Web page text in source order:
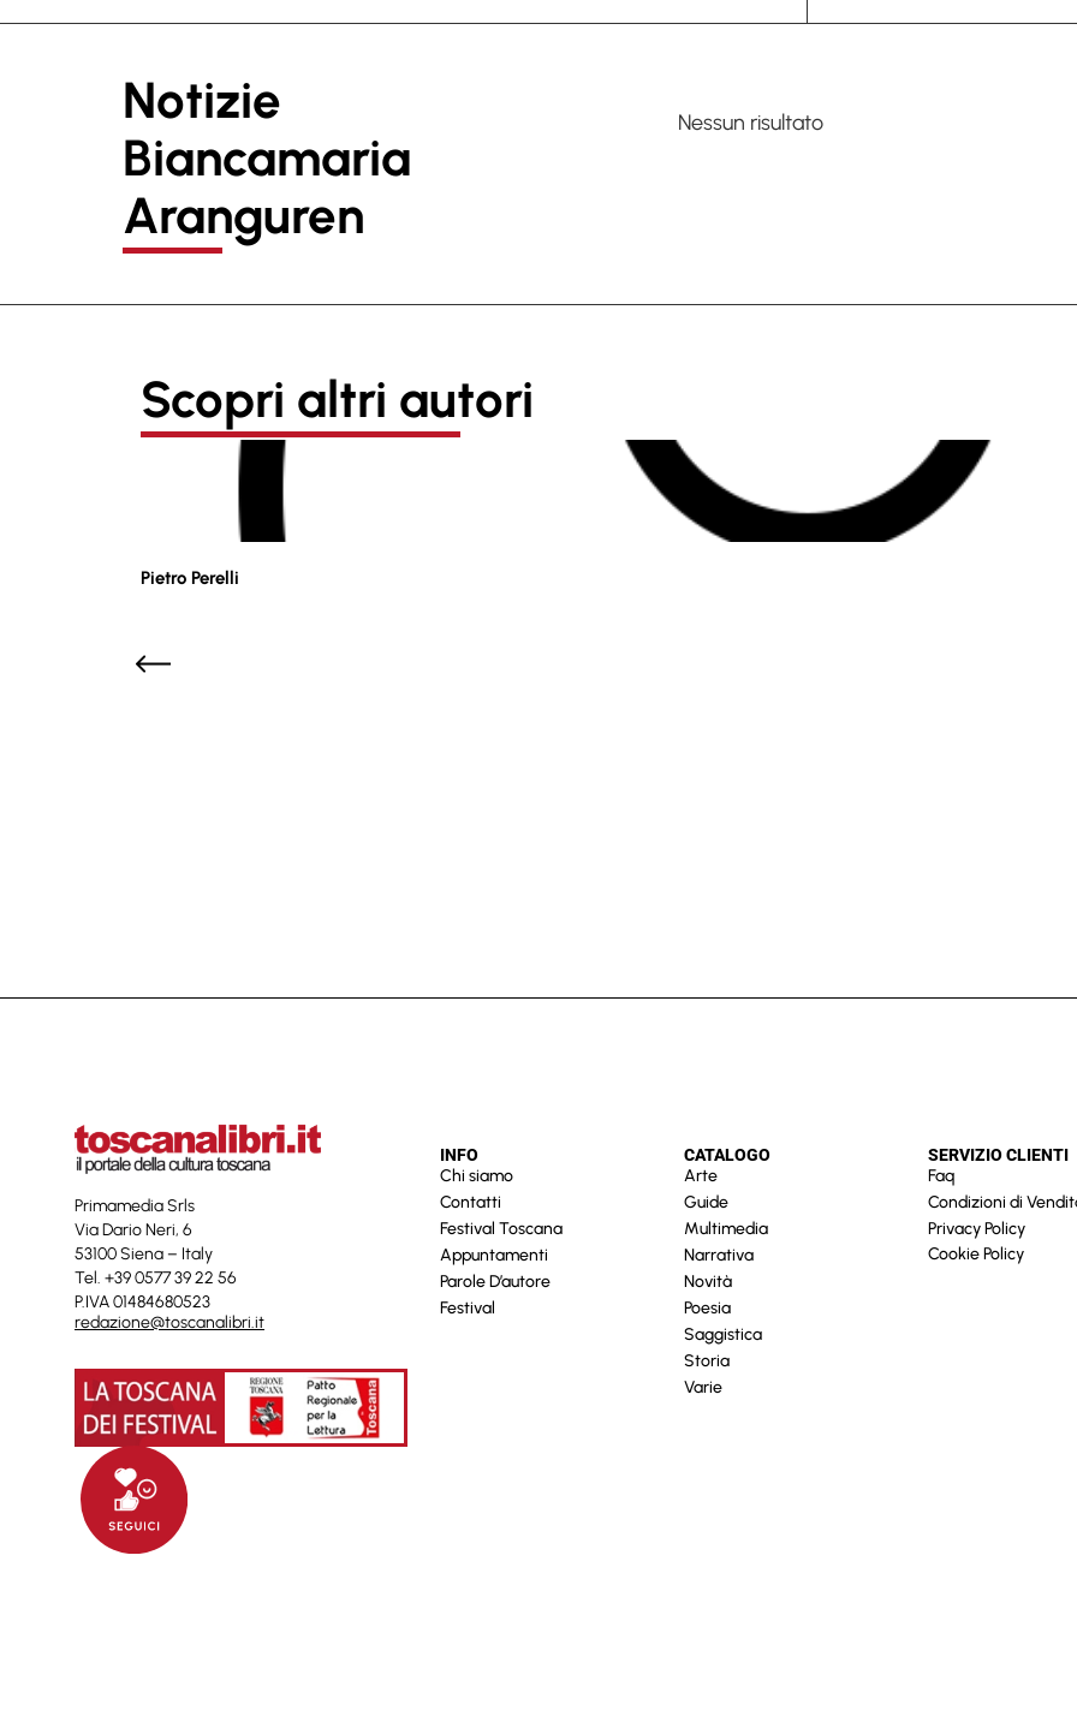
Notizie
Biancamaria
Aranguren
Nessun risultato
Scopri altri autori
Pietro Perelli
Primamedia Srls
Via Dario Neri, 6
53100 Siena – Italy
Tel. +39 0577 39 22 56
P.IVA 01484680523
redazione@toscanalibri.it
INFO
Chi siamo
Contatti
Festival Toscana
Appuntamenti
Parole D’autore
Festival
CATALOGO
Arte
Guide
Multimedia
Narrativa
Novità
Poesia
Saggistica
Storia
Varie
SERVIZIO CLIENTI
Faq
Condizioni di
Privacy Policy
Cookie Policy